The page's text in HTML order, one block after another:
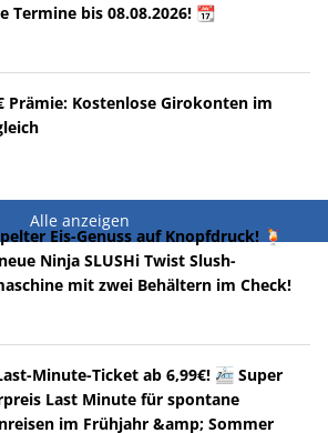
Termine bis 08.08.2026! 📆
Prämie: Kostenlose Girokonten im
Alle anzeigen
Eis-Genuss auf Knopfdruck! 🍹
Ninja SLUSHi Twist Slush-
mit zwei Behältern im Check!
Minute-Ticket ab 6,99€! 🚈 Super
Last Minute für spontane
im Frühjahr &amp; Sommer